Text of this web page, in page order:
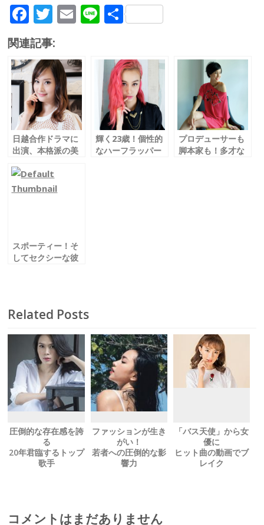
F
ac
e
b
o
o
k
T
itt
er
E
l
Li 共
関連記事:
日越合作ドラマに
出演、本格派の美
Lan Phuong／ラ
ン・フオン
輝く23歳！個性的
なハーフラッパー
プロデューサーも
脚本家も！多才な
スポーティー！そ
してセクシーな彼
Related Posts
圧倒的な存在感を誇
る
20年君臨するトップ
歌手
ファッションが生き
がい！
若者への圧倒的な影
響力
「バス天使」から女
優に
ヒット曲の動画でブ
レイク
コメントはまだありません